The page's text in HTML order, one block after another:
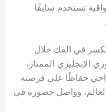
تستخدم سابقًا
لكسر في الفك خلال
الإنجليزي الممتاز،
حفاظًا على فرصته
وواصل حضوره في